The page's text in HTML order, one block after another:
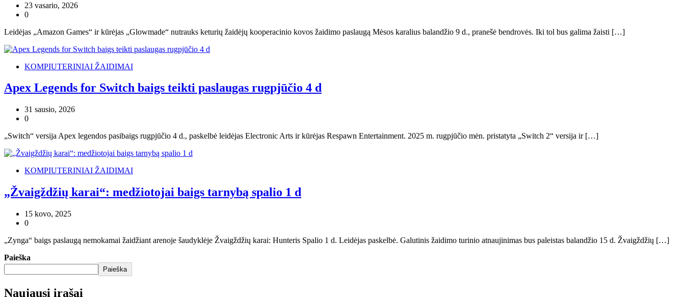
23 vasario, 2026
0
Leidėjas „Amazon Games“ ir kūrėjas „Glowmade“ nutrauks keturių žaidėjų kooperacinio kovos žaidimo paslaugą Mėsos karalius balandžio 9 d., pranešė bendrovės. Iki tol bus galima žaisti […]
KOMPIUTERINIAI ŽAIDIMAI
Apex Legends for Switch baigs teikti paslaugas rugpjūčio 4 d
31 sausio, 2026
0
„Switch“ versija Apex legendos pasibaigs rugpjūčio 4 d., paskelbė leidėjas Electronic Arts ir kūrėjas Respawn Entertainment. 2025 m. rugpjūčio mėn. pristatyta „Switch 2“ versija ir […]
KOMPIUTERINIAI ŽAIDIMAI
„Žvaigždžių karai“: medžiotojai baigs tarnybą spalio 1 d
15 kovo, 2025
0
„Zynga“ baigs paslaugą nemokamai žaidžiant arenoje šaudyklėje Žvaigždžių karai: Hunteris Spalio 1 d. Leidėjas paskelbė. Galutinis žaidimo turinio atnaujinimas bus paleistas balandžio 15 d. Žvaigždžių […]
Paieška
Paieška
Naujausi įrašai